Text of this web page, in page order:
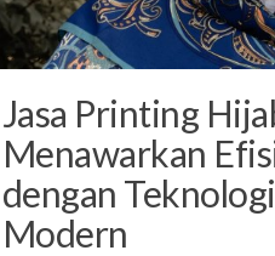
Jasa Printing
Menawarkan
dengan
Modern